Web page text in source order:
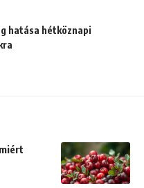
hatása hétköznapi